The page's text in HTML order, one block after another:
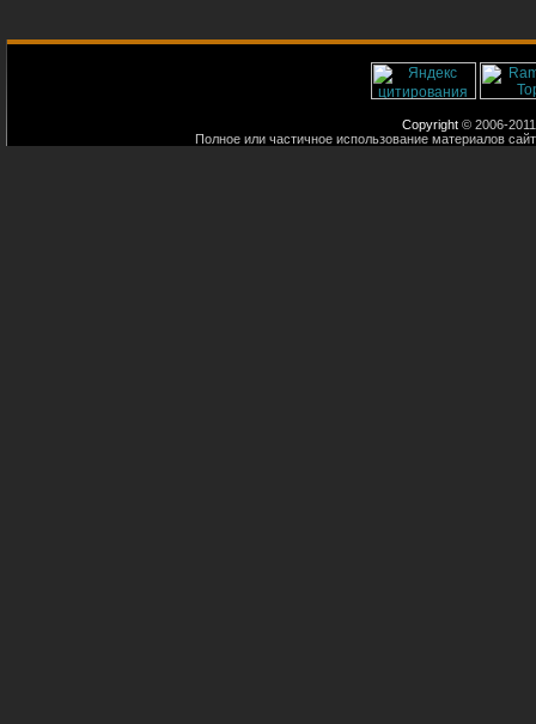
Copyright © 2006-
Полное или частичное использование материалов